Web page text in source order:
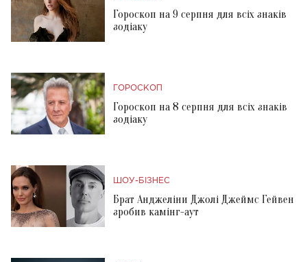
Гороскоп на 9 серпня для всіх знаків
зодіаку
ГОРОСКОП
Гороскоп на 8 серпня для всіх знаків
зодіаку
ШОУ-БІЗНЕС
Брат Анджеліни Джолі Джеймс Гейвен
зробив камінг-аут